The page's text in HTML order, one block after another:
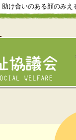
け合いのある顔のみ